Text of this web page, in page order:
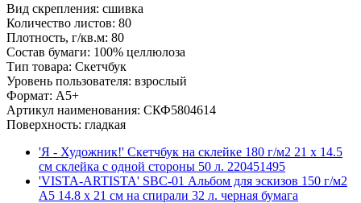
Вид скрепления: сшивка
Количество листов: 80
Плотность, г/кв.м: 80
Состав бумаги: 100% целлюлоза
Тип товара: Скетчбук
Уровень пользователя: взрослый
Формат: A5+
Артикул наименования: СКФ5804614
Поверхность: гладкая
'Я - Художник!' Скетчбук на склейке 180 г/м2 21 х 14.5
см склейка с одной стороны 50 л. 220451495
'VISTA-ARTISTA' SBC-01 Альбом для эскизов 150 г/м2
A5 14.8 х 21 см на спирали 32 л. черная бумага